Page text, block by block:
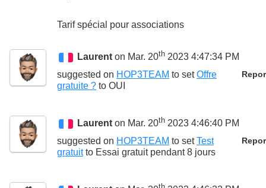
Tarif spécial pour associations
Laurent on Mar. 20th 2023 4:47:34 PM
suggested on HOP3TEAM to setOffre
gratuite ? to OUI
Laurent on Mar. 20th 2023 4:46:40 PM
suggested on HOP3TEAM to setTest
gratuitto Essai gratuit pendant 8 jours